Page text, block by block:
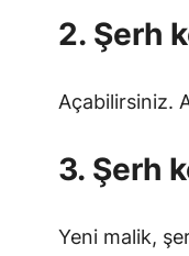
2. Şerh
Açabilirsiniz.
3. Şerh
Yeni malik,